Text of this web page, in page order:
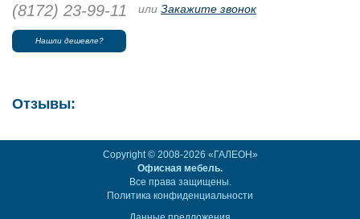
(8172) 23-99-11 или Закажите звонок
Нашли дешевле?
Отзывы:
Copyright © 2008-2026 «ГАЛЕОН»
Офисная мебель.
Все права защищены.
Политика конфиденциальности